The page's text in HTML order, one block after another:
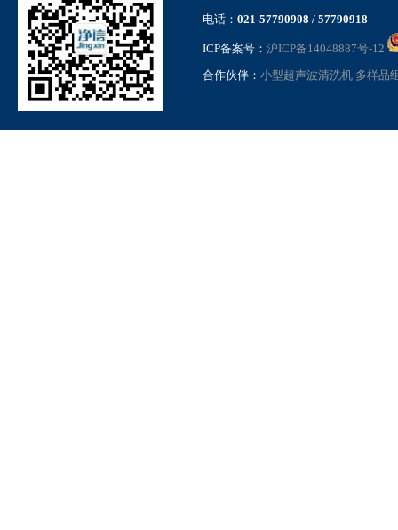
电话： 021-57790908 / 57790918
ICP备案号： 沪ICP备14048887号-12
合作伙伴： 小型超声波清洗机 多样品